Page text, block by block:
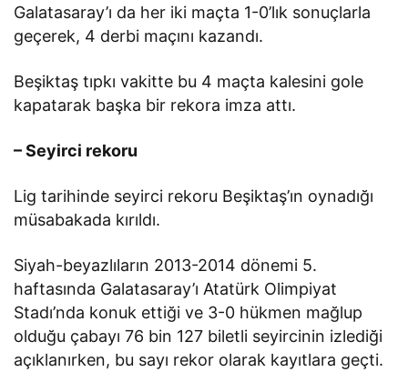
Galatasaray’ı da her iki maçta 1-0’lık sonuçlarla
geçerek, 4 derbi maçını kazandı.
Beşiktaş tıpkı vakitte bu 4 maçta kalesini gole
kapatarak başka bir rekora imza attı.
– Seyirci rekoru
Lig tarihinde seyirci rekoru Beşiktaş’ın oynadığı
müsabakada kırıldı.
Siyah-beyazlıların 2013-2014 dönemi 5.
haftasında Galatasaray’ı Atatürk Olimpiyat
Stadı’nda konuk ettiği ve 3-0 hükmen mağlup
olduğu çabayı 76 bin 127 biletli seyircinin izlediği
açıklanırken, bu sayı rekor olarak kayıtlara geçti.